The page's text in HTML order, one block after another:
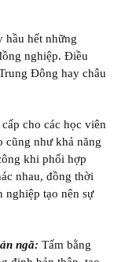
hầu hết những
nghiệp. Điều
Đông hay châu
cho các học viên
cũng như khả năng
khi phối hợp
nhau, đồng thời
nghiệp tạo nên sự
ngã: Tấm bằng